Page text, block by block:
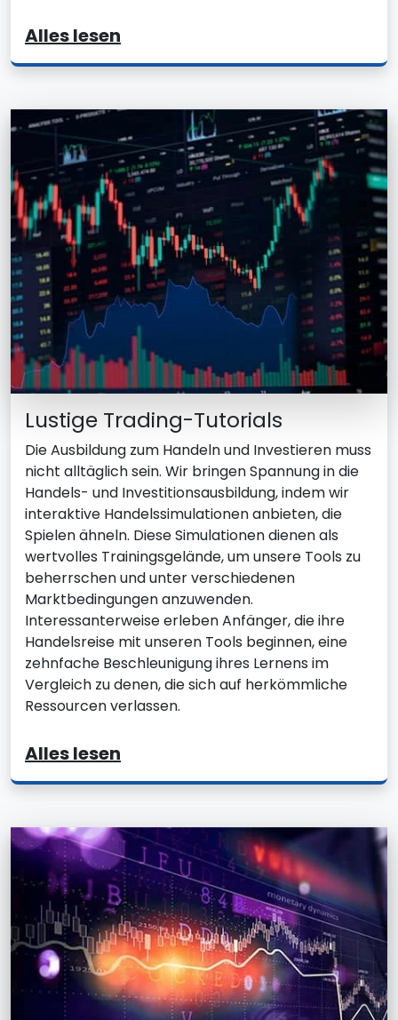
Alles lesen
Lustige Trading-Tutorials
Die Ausbildung zum Handeln und Investieren muss
nicht alltäglich sein. Wir bringen Spannung in die
Handels- und Investitionsausbildung, indem wir
interaktive Handelssimulationen anbieten, die
Spielen ähneln. Diese Simulationen dienen als
wertvolles Trainingsgelände, um unsere Tools zu
beherrschen und unter verschiedenen
Marktbedingungen anzuwenden.
Interessanterweise erleben Anfänger, die ihre
Handelsreise mit unseren Tools beginnen, eine
zehnfache Beschleunigung ihres Lernens im
Vergleich zu denen, die sich auf herkömmliche
Ressourcen verlassen.
Alles lesen